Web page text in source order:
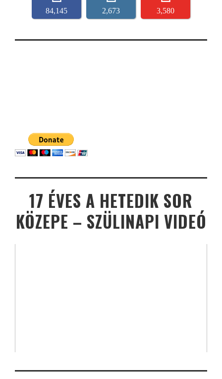
84,145 2,673 3,580
17 ÉVES A HETEDIK SOR
KÖZEPE – SZÜLINAPI VIDEÓ